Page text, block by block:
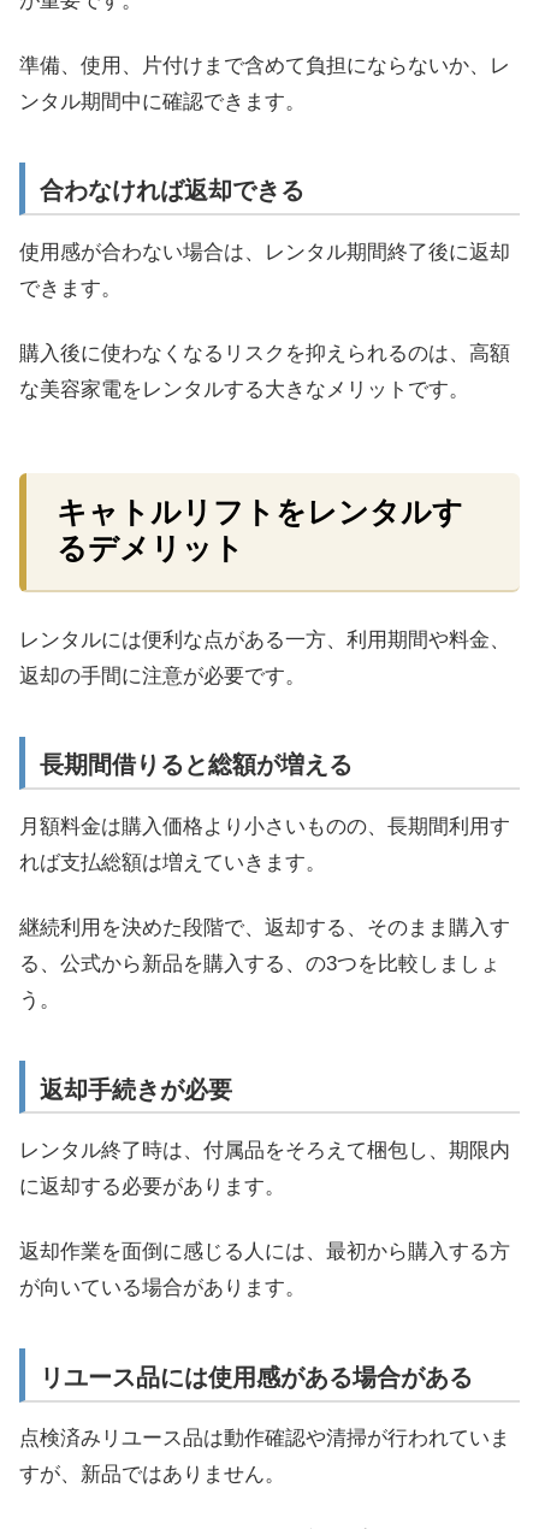
準備、使用、片付けまで含めて負担にならないか、レ
ンタル期間中に確認できます。
合わなければ返却できる
使用感が合わない場合は、レンタル期間終了後に返却
できます。
購入後に使わなくなるリスクを抑えられるのは、高額
な美容家電をレンタルする大きなメリットです。
キャトルリフトをレンタルす
るデメリット
レンタルには便利な点がある一方、利用期間や料金、
返却の手間に注意が必要です。
長期間借りると総額が増える
月額料金は購入価格より小さいものの、長期間利用す
れば支払総額は増えていきます。
継続利用を決めた段階で、返却する、そのまま購入す
る、公式から新品を購入する、の3つを比較しましょ
う。
返却手続きが必要
レンタル終了時は、付属品をそろえて梱包し、期限内
に返却する必要があります。
返却作業を面倒に感じる人には、最初から購入する方
が向いている場合があります。
リユース品には使用感がある場合がある
点検済みリユース品は動作確認や清掃が行われていま
すが、新品ではありません。